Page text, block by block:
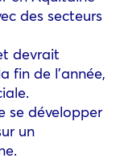
des secteurs
devrait
fin de l’année,
se développer
un